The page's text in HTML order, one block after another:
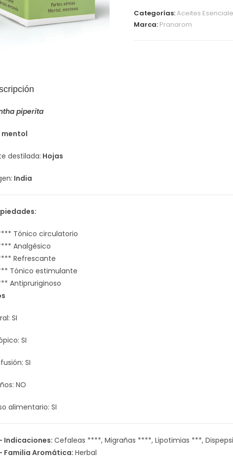
Categorías:Aceites
Marca: Pranarom
piperita
mentol
destilada: Hojas
India
Tónico circulatorio
Analgésico
Refrescante
Tónico estimulante
Antipruriginoso
SI
SI
SI
NO
alimentario: SI
Indicaciones: Cefaleas ****, Migrañas ****, Lipotimias ***,
Familia Aromática: Herbal